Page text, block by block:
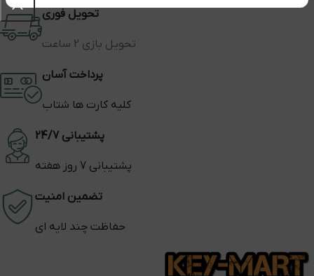
تحویل فوری
تحویل بازی 2 ساعت
پرداخت آسان
کلیه کارت ها شتاب
پشتیبانی 24/7
پشتیبانی 7 روز هفته
تضمین امنیت
حفاظت چند لایه ای